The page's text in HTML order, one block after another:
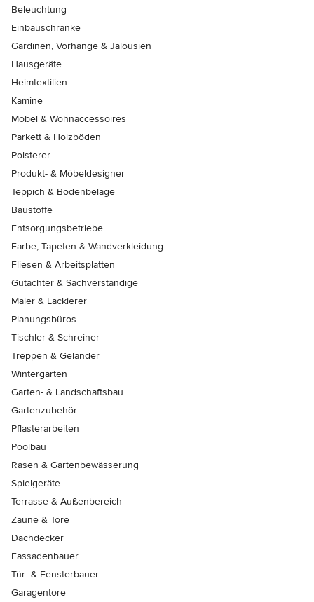
Beleuchtung
Einbauschränke
Gardinen, Vorhänge & Jalousien
Hausgeräte
Heimtextilien
Kamine
Möbel & Wohnaccessoires
Parkett & Holzböden
Polsterer
Produkt- & Möbeldesigner
Teppich & Bodenbeläge
Baustoffe
Entsorgungsbetriebe
Farbe, Tapeten & Wandverkleidung
Fliesen & Arbeitsplatten
Gutachter & Sachverständige
Maler & Lackierer
Planungsbüros
Tischler & Schreiner
Treppen & Geländer
Wintergärten
Garten- & Landschaftsbau
Gartenzubehör
Pflasterarbeiten
Poolbau
Rasen & Gartenbewässerung
Spielgeräte
Terrasse & Außenbereich
Zäune & Tore
Dachdecker
Fassadenbauer
Tür- & Fensterbauer
Garagentore